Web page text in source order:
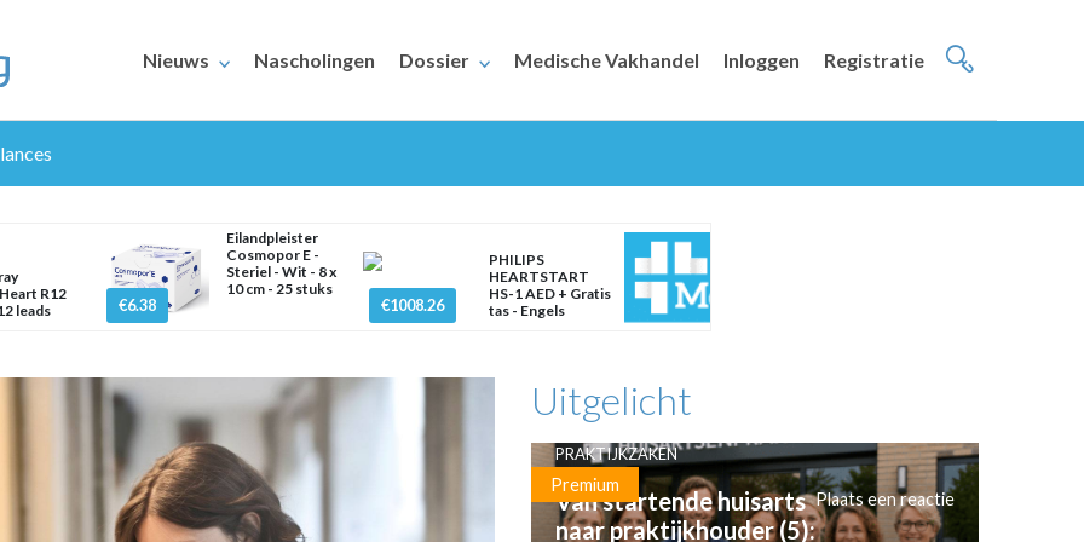
Nieuws Nascholingen Dossier Medische Vakhandel Inloggen Registratie
R12
leads
€6.38
Eilandpleister
Cosmopor E -
Steriel - Wit - 8 x
10 cm - 25 stuks
€1008.26
PHILIPS
HEARTSTART
HS-1 AED + Gratis
tas - Engels
Uitgelicht
Premium
PRAKTIJKZAKEN
Van startende huisarts
naar praktijkhouder (5):
Plaats een reactie